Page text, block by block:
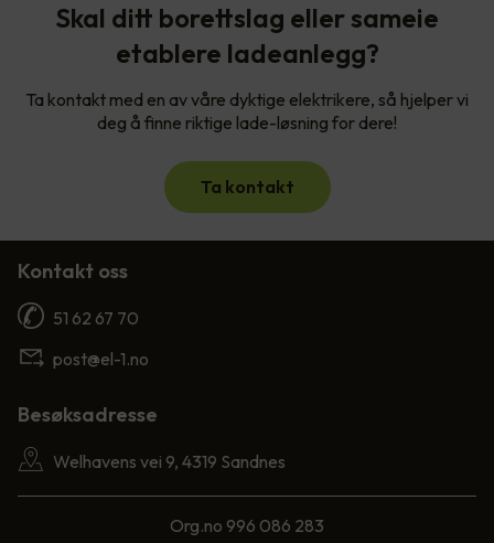
Skal ditt borettslag eller sameie
etablere ladeanlegg?
Ta kontakt med en av våre dyktige elektrikere, så hjelper vi
deg å finne riktige lade-løsning for dere!
Ta kontakt
Kontakt oss
51 62 67 70
post@el-1.no
Besøksadresse
Welhavens vei 9, 4319 Sandnes
Org.no 996 086 283